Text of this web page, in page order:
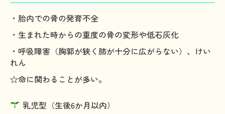
・胎内での骨の発育不全
・生まれた時からの重度の骨の変形や低石灰化
・呼吸障害（胸郭が狭く肺が十分に広がらない）、けい
れん
☆命に関わることが多い。
乳児型（生後6か月以内）